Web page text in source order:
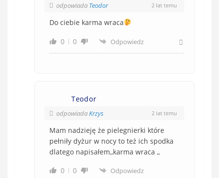
odpowiada Teodor 2 lat temu
Do ciebie karma wraca
0 0 Odpowiedz
Teodor
odpowiadaKrzys 2 lat temu
Mam nadzieję że pielegnierki które
pełniły dyżur w nocy to też ich spodka
dlatego napisałem,,karma wraca ,,
0
0 Odpowiedz